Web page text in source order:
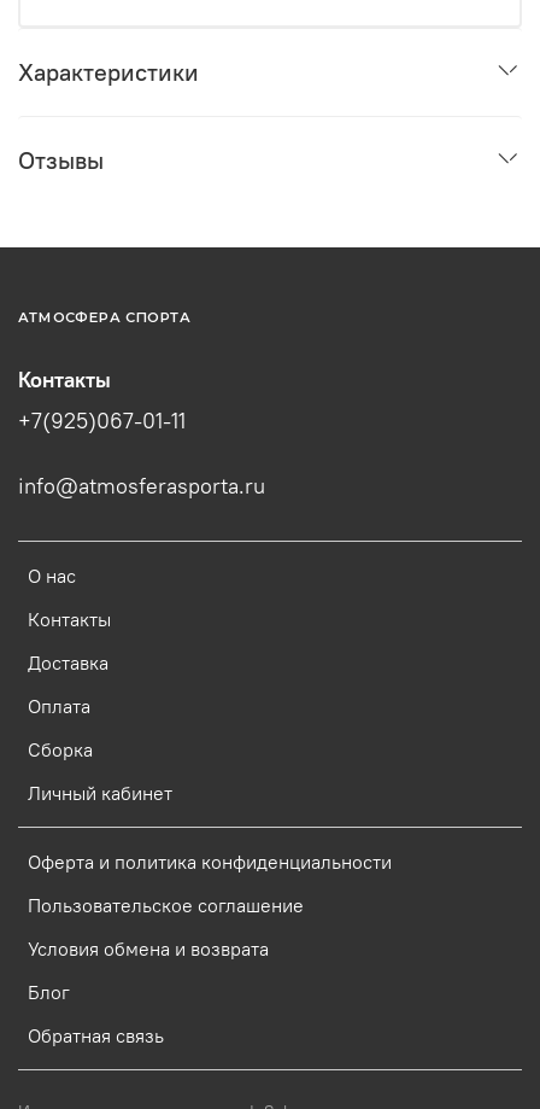
Характеристики
Отзывы
АТМОСФЕРА СПОРТА
О нас
Контакты
Доставка
Оплата
Сборка
Личный кабинет
Оферта и политика конфиденциальности
Пользовательское соглашение
Условия обмена и возврата
Блог
Обратная связь
Контакты
+7(925)067-01-11
info@atmosferasporta.ru